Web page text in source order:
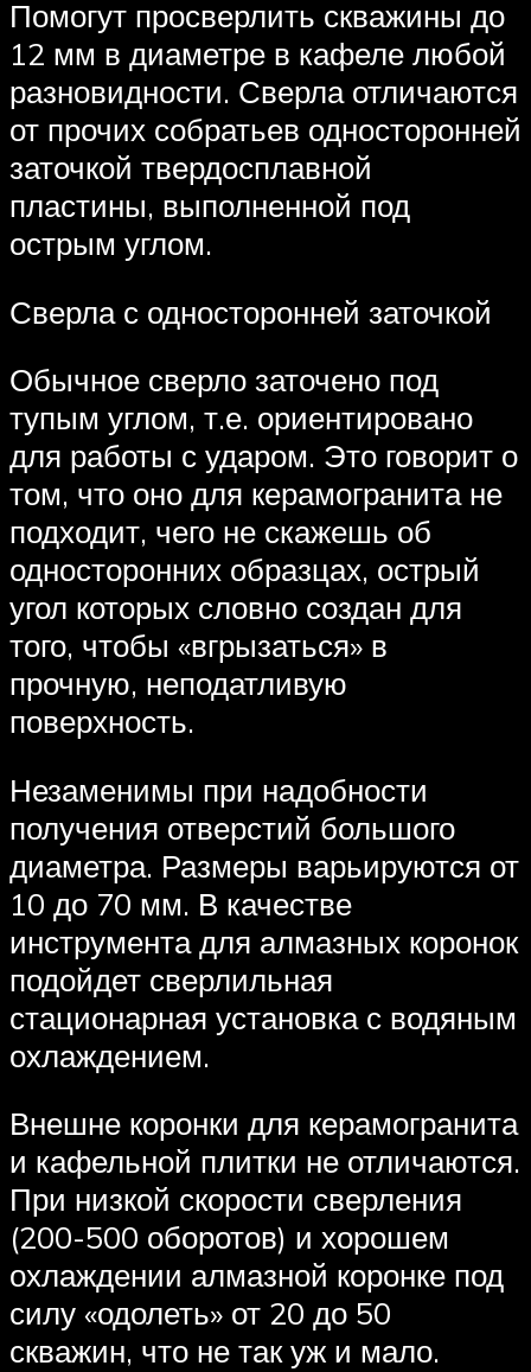
Помогут просверлить скважины до
12 мм в диаметре в кафеле любой
разновидности. Сверла отличаются
от прочих собратьев односторонней
заточкой твердосплавной
пластины, выполненной под
острым углом.
Сверла с односторонней заточкой
Обычное сверло заточено под
тупым углом, т.е. ориентировано
для работы с ударом. Это говорит о
том, что оно для керамогранита не
подходит, чего не скажешь об
односторонних образцах, острый
угол которых словно создан для
того, чтобы «вгрызаться» в
прочную, неподатливую
поверхность.
Незаменимы при надобности
получения отверстий большого
диаметра. Размеры варьируются от
10 до 70 мм. В качестве
инструмента для алмазных коронок
подойдет сверлильная
стационарная установка с водяным
охлаждением.
Внешне коронки для керамогранита
и кафельной плитки не отличаются.
При низкой скорости сверления
(200-500 оборотов) и хорошем
охлаждении алмазной коронке под
силу «одолеть» от 20 до 50
скважин, что не так уж и мало.